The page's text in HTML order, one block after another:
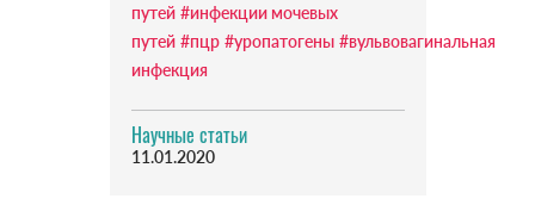
путей #инфекции мочевых
путей #пцр #уропатогены #вульвовагинальная
инфекция
Научные статьи
11.01.2020